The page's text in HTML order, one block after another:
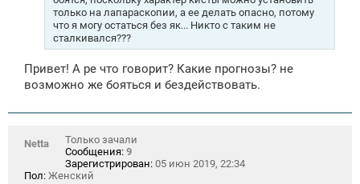
только на лапараскопии, а ее делать опасно, потому
что я могу остаться без як... Никто с таким не
сталкивался???
Привет! А ре что говорит? Какие прогнозы? не
возможно же бояться и бездействовать.
Netta
Только зачали
Сообщения: 9
Зарегистрирован: 05 июн 2019, 22:34
Пол: Женский